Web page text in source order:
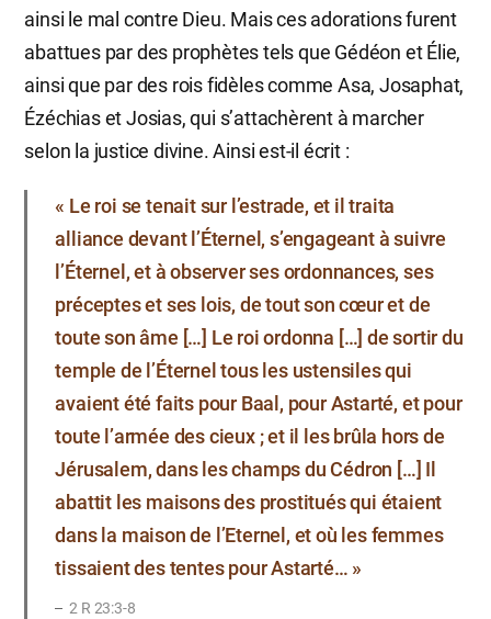
ainsi le mal contre Dieu. Mais ces adorations furent
abattues par des prophètes tels que Gédéon et Élie,
ainsi que par des rois fidèles comme Asa, Josaphat,
Ézéchias et Josias, qui s’attachèrent à marcher
selon la justice divine. Ainsi est-il écrit :
« Le roi se tenait sur l’estrade, et il traita
alliance devant l’Éternel, s’engageant à suivre
l’Éternel, et à observer ses ordonnances, ses
préceptes et ses lois, de tout son cœur et de
toute son âme […] Le roi ordonna […] de sortir du
temple de l’Éternel tous les ustensiles qui
avaient été faits pour Baal, pour Astarté, et pour
toute l’armée des cieux ; et il les brûla hors de
Jérusalem, dans les champs du Cédron […] Il
abattit les maisons des prostitués qui étaient
dans la maison de l’Eternel, et où les femmes
tissaient des tentes pour Astarté… »
2 R 23:3-8